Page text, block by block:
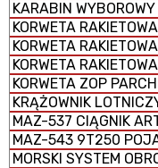
KARABIN WYBOROWY
KORWETA
KORWETA
KORWETA
KORWETA ZOP
KRĄŻOWNIK
MAZ-537 CIĄGNIK
MAZ-543 9T250
MORSKI SYSTEM